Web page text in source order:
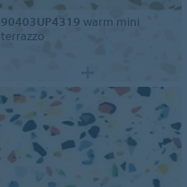
90403UP4319 warm mini
terrazzo